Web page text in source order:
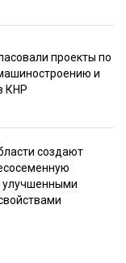
проекты по
и
КНР
создают
улучшенными